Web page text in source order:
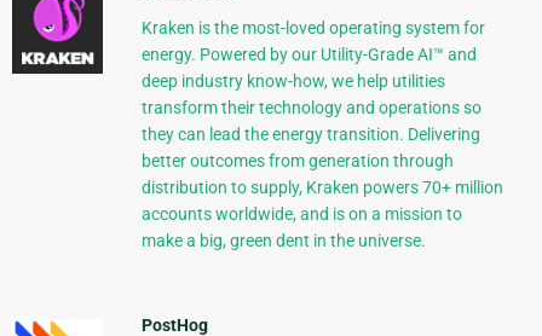
Kraken is the most-loved operating system for
energy. Powered by our Utility-Grade AI™ and
deep industry know-how, we help utilities
transform their technology and operations so
they can lead the energy transition. Delivering
better outcomes from generation through
distribution to supply, Kraken powers 70+ million
accounts worldwide, and is on a mission to
make a big, green dent in the universe.
PostHog